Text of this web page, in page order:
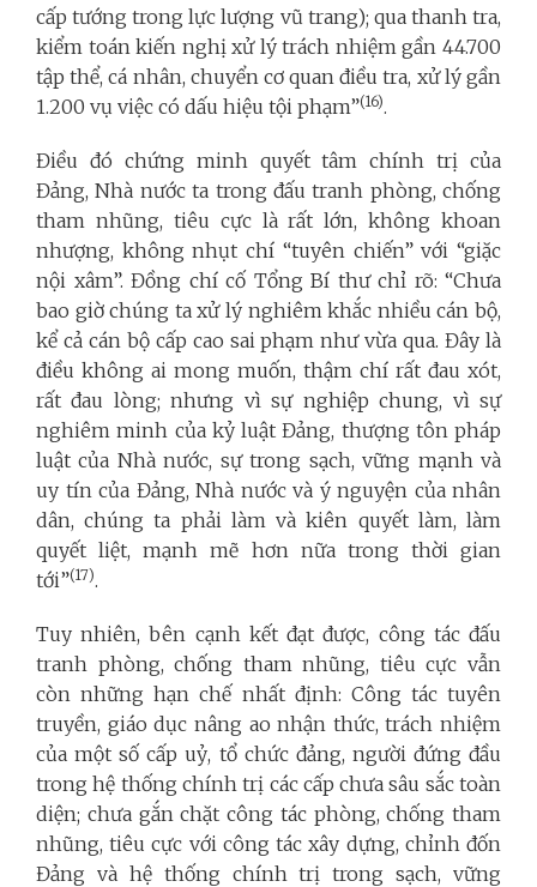
cấp tướng trong lực lượng vũ trang); qua thanh tra,
kiểm toán kiến nghị xử lý trách nhiệm gần 44.700
tập thể, cá nhân, chuyển cơ quan điều tra, xử lý gần
1.200 vụ việc có dấu hiệu tội phạm”(16).
Điều đó chứng minh quyết tâm chính trị của
Đảng, Nhà nước ta trong đấu tranh phòng, chống
tham nhũng, tiêu cực là rất lớn, không khoan
nhượng, không nhụt chí “tuyên chiến” với “giặc
nội xâm”. Đồng chí cố Tổng Bí thư chỉ rõ: “Chưa
bao giờ chúng ta xử lý nghiêm khắc nhiều cán bộ,
kể cả cán bộ cấp cao sai phạm như vừa qua. Đây là
điều không ai mong muốn, thậm chí rất đau xót,
rất đau lòng; nhưng vì sự nghiệp chung, vì sự
nghiêm minh của kỷ luật Đảng, thượng tôn pháp
luật của Nhà nước, sự trong sạch, vững mạnh và
uy tín của Đảng, Nhà nước và ý nguyện của nhân
dân, chúng ta phải làm và kiên quyết làm, làm
quyết liệt, mạnh mẽ hơn nữa trong thời gian
tới”(17).
Tuy nhiên, bên cạnh kết đạt được, công tác đấu
tranh phòng, chống tham nhũng, tiêu cực vẫn
còn những hạn chế nhất định: Công tác tuyên
truyền, giáo dục nâng ao nhận thức, trách nhiệm
của một số cấp uỷ, tổ chức đảng, người đứng đầu
trong hệ thống chính trị các cấp chưa sâu sắc toàn
diện; chưa gắn chặt công tác phòng, chống tham
nhũng, tiêu cực với công tác xây dựng, chỉnh đốn
Đảng và hệ thống chính trị trong sạch, vững